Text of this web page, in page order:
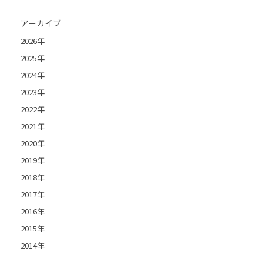
アーカイブ
2026年
2025年
2024年
2023年
2022年
2021年
2020年
2019年
2018年
2017年
2016年
2015年
2014年